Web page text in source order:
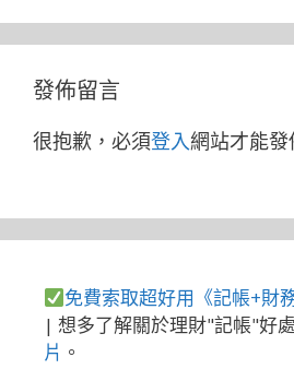
發佈留言
很抱歉，必須登入網站才能發
免費索取超好用《記帳+財
| 想多了解關於理財"記帳"好
片 。